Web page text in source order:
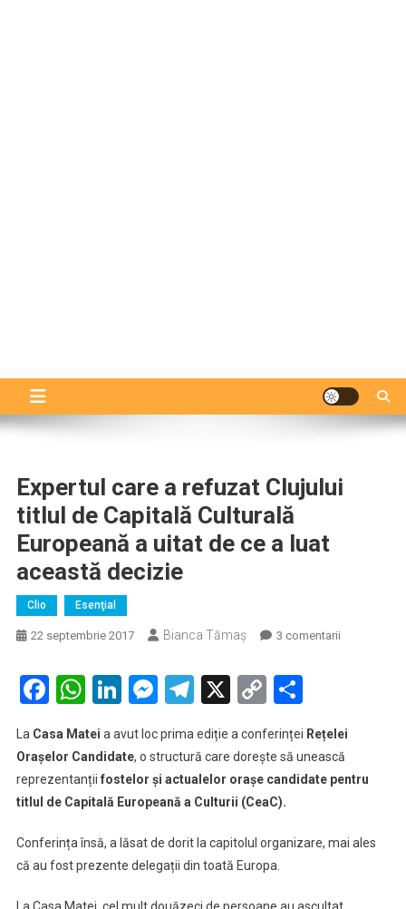
Expertul care a refuzat Clujului
titlul de Capitală Culturală
Europeană a uitat de ce a luat
această decizie
Clio Esenţial
22 septembrie 2017 Bianca Tămaș 3 comentariila
Clujului
titlul
de
Europeană
de
Facebook
WhatsApp
LinkedIn
Messenger
Telegram
X Copy
La Casa Matei a avut loc prima ediție a conferinței Rețelei
Orașelor Candidate, o structură care dorește să unească
reprezentanții fostelor și actualelor orașe candidate pentru
titlul de Capitală Europeană a Culturii (CeaC).
Conferința însă, a lăsat de dorit la capitolul organizare, mai ales
că au fost prezente delegații din toată Europa.